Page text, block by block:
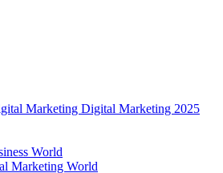
Marketing Digital Marketing 2025
World
Marketing World